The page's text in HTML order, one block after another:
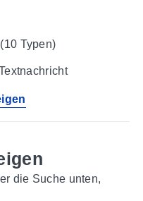
Typen)
die Suche unten,